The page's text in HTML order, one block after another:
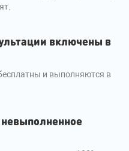
включены в
и выполняются в